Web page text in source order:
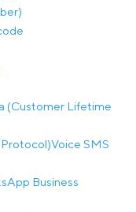
(Customer Lifetime
Voice SMS
Business